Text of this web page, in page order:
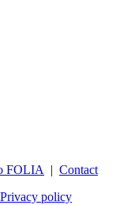
FOLIA | Contact
Privacy policy